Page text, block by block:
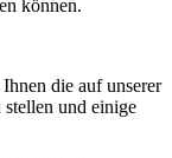
können.
die auf unserer
und einige